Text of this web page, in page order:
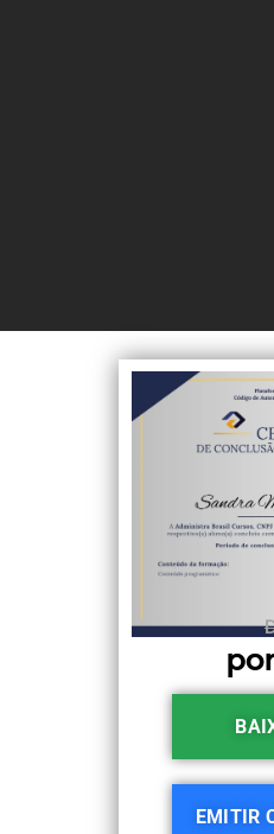
EMITIR